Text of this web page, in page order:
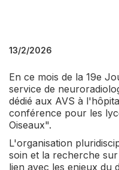
13/2/2026
En ce mois de la 19e
service de
dédié aux AVS à
conférence pour les
Oiseaux".
L'organisation
soin et la recherche
lien avec les enjeux du